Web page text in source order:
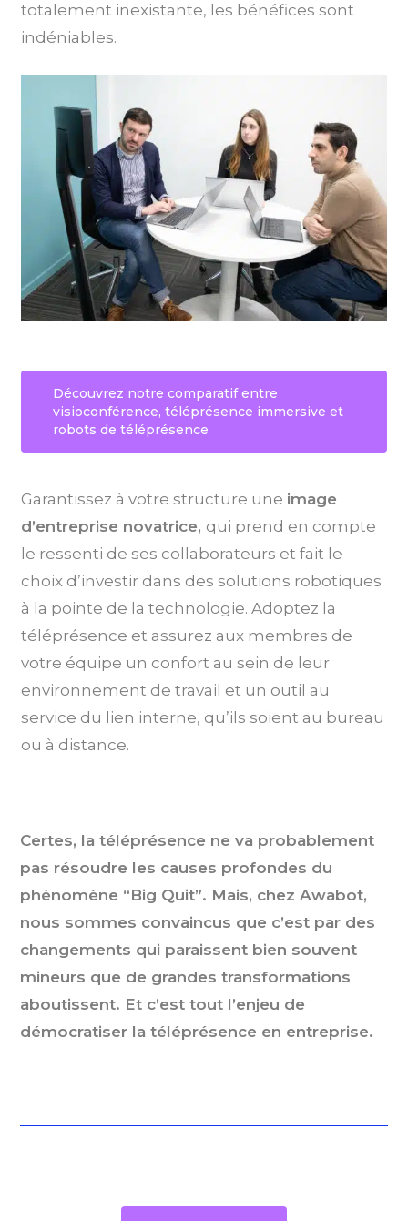
totalement inexistante, les bénéfices sont
indéniables.
Découvrez notre comparatif entre
visioconférence, téléprésence immersive et
robots de téléprésence
Garantissez à votre structure une image
d’entreprise novatrice, qui prend en compte
le ressenti de ses collaborateurs et fait le
choix d’investir dans des solutions robotiques
à la pointe de la technologie. Adoptez la
téléprésence et assurez aux membres de
votre équipe un confort au sein de leur
environnement de travail et un outil au
service du lien interne, qu’ils soient au bureau
ou à distance.
Certes, la téléprésence ne va probablement
pas résoudre les causes profondes du
phénomène “Big Quit”. Mais, chez Awabot,
nous sommes convaincus que c’est par des
changements qui paraissent bien souvent
mineurs que de grandes transformations
aboutissent. Et c’est tout l’enjeu de
démocratiser la téléprésence en entreprise.